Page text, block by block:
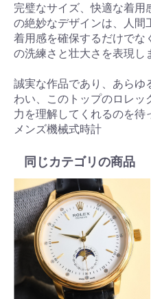
完璧なサイズ、快適な着用
の絶妙なデザインは、人間
着用感を確保するだけでな
の洗練さと壮大さを表現し
誠実な作品であり、あらゆ
わい、このトップのロレ
力を理解してくれるのを待
メンズ機械式時計
同じカテゴリの商品